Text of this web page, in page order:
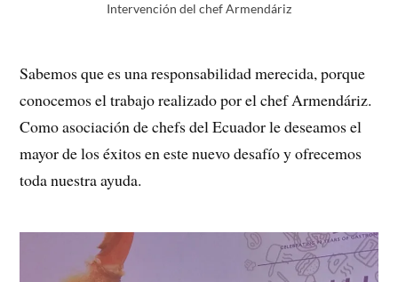
Intervención del chef Armendáriz
Sabemos que es una responsabilidad merecida, porque
conocemos el trabajo realizado por el chef Armendáriz.
Como asociación de chefs del Ecuador le deseamos el
mayor de los éxitos en este nuevo desafío y ofrecemos
toda nuestra ayuda.